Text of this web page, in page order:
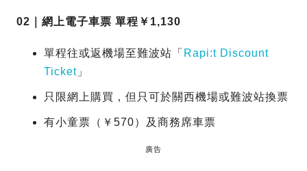
02｜網上電子車票 單程￥1,130
單程往或返機場至難波站「 Rapi:t Discount
Ticket 」
只限網上購買，但只可於關西機場或難波站換票
有小童票（￥570）及商務席車票
廣告